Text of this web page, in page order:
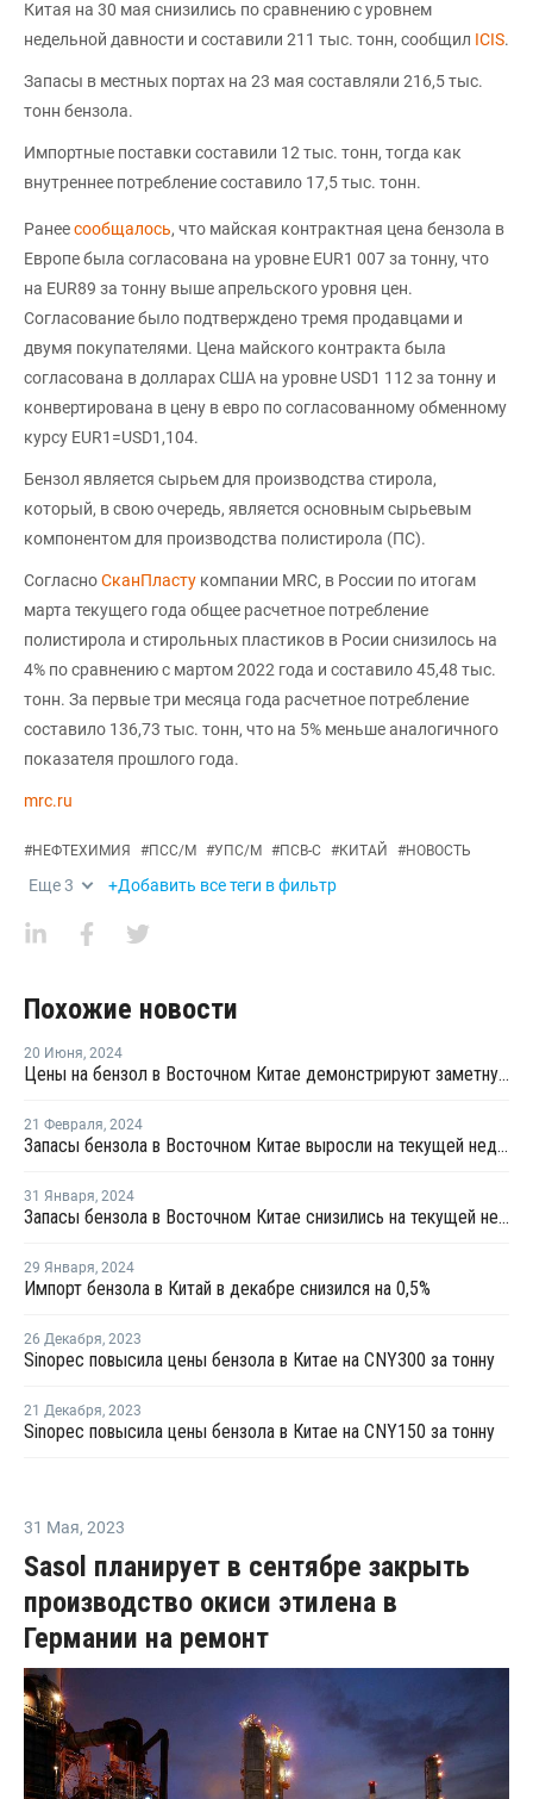
Китая на 30 мая снизились по сравнению с уровнем
недельной давности и составили 211 тыс. тонн, сообщил ICIS.
Запасы в местных портах на 23 мая составляли 216,5 тыс.
тонн бензола.
Импортные поставки составили 12 тыс. тонн, тогда как
внутреннее потребление составило 17,5 тыс. тонн.
Ранеесообщалось, что майская контрактная цена бензола в
Европе была согласована на уровне EUR1 007 за тонну, что
на EUR89 за тонну выше апрельского уровня цен.
Согласование было подтверждено тремя продавцами и
двумя покупателями. Цена майского контракта была
согласована в долларах США на уровне USD1 112 за тонну и
конвертирована в цену в евро по согласованному обменному
курсу EUR1=USD1,104.
Бензол является сырьем для производства стирола,
который, в свою очередь, является основным сырьевым
компонентом для производства полистирола (ПС).
СогласноСканПласту компании MRC, в России по итогам
марта текущего года общее расчетное потребление
полистирола и стирольных пластиков в Росии снизилось на
4% по сравнению с мартом 2022 года и составило 45,48 тыс.
тонн. За первые три месяца года расчетное потребление
составило 136,73 тыс. тонн, что на 5% меньше аналогичного
показателя прошлого года.
mrc.ru
#НЕФТЕХИМИЯ #ПСС/М #УПС/М #ПСВ-С #КИТАЙ #НОВОСТЬ
Еще3 +Добавить все теги в фильтр
Похожие новости
20 Июня, 2024
Цены на бензол в Восточном Китае демонстрируют заметную тенденцию к росту
21 Февраля, 2024
Запасы бензола в Восточном Китае выросли на текущей неделе
31 Января, 2024
Запасы бензола в Восточном Китае снизились на текущей неделе
29 Января, 2024
Импорт бензола в Китай в декабре снизился на 0,5%
26 Декабря, 2023
Sinopec повысила цены бензола в Китае на CNY300 за тонну
21 Декабря, 2023
Sinopec повысила цены бензола в Китае на CNY150 за тонну
31 Мая, 2023
Sasol планирует в сентябре закрыть
производство окиси этилена в
Германии на ремонт